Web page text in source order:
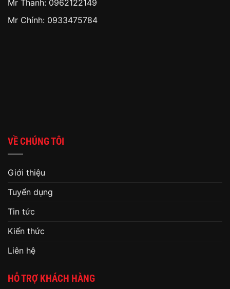
Mr Thanh: 0962122149
Mr Chính: 0933475784
VỀ CHÚNG TÔI
Giới thiệu
Tuyển dụng
Tin tức
Kiến thức
Liên hệ
HỖ TRỢ KHÁCH HÀNG